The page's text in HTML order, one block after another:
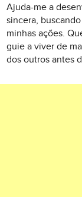
Ajuda-me a
sincera,
minhas ações.
guie a viver de
dos outros antes